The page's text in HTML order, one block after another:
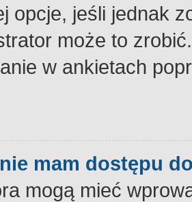
opcje, jeśli jednak
może to
w ankietach
mam dostępu
mogą mieć